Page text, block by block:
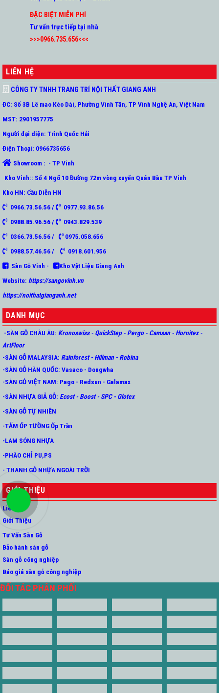
ĐẶC BIỆT MIỄN PHÍ
Tư vấn trực tiếp tại nhà
>>>0966.735.656<<<
LIÊN HỆ
CÔNG TY TNHH TRANG TRÍ NỘI THẤT GIANG ANH
ĐC: Số 3B Lê mao Kéo Dài, Phường Vinh Tân, TP Vinh Nghệ An, Việt Nam
MST: 2901957775
Người đại diện: Trình Quốc Hải
Điện Thoại: 0966735656
Showroom : - TP Vinh
Kho Vinh:: Số 4 Ngõ 10 Đường 72m vòng xuyến Quán Bàu TP Vinh
Kho HN: Cầu Diễn HN
0966.73.56.56 /
0977.93.86.56
0988.85.96.56 /
0943.829.539
0366.73.56.56 /
0975.058.656
0988.57.46.56 /
0918.601.956
Sàn Gỗ Vinh -
Kho Vật Liệu Giang Anh
Website: https://sangovinh.vn
https://noithatgianganh.net
DANH MỤC
-SÀN GỖ CHÂU ÂU: Kronoswiss-QuickStep-Pergo-Camsan-Hornitex -
ArtFloor
-SÀN GỖ MALAYSIA: Rainforest-Hillman-Robina
-SÀN GỖ HÀN QUỐC: Vasaco - Dongwha
-SÀN GỖ VIỆT NAM: Pago - Redsun - Galamax
-SÀN NHỰA GIẢ GỖ: Ecost-Boost-SPC-Glotex
-SÀN GỖ TỰ NHIÊN
-TẤM ỐP TƯỜNG Ốp Trần
-LAM SÓNG NHỰA
-PHÀO CHỈ PU,PS
- THANH GỖ NHỰA NGOÀI TRỜI
GIỚI THIỆU
Liên Hệ
Giới Thiệu
Tư Vấn Sàn Gỗ
Bảo hành sàn gỗ
Sàn gỗ công nghiệp
Báo giá sàn gỗ công nghiệp
ĐỐI TÁC PHÂN PHỐI